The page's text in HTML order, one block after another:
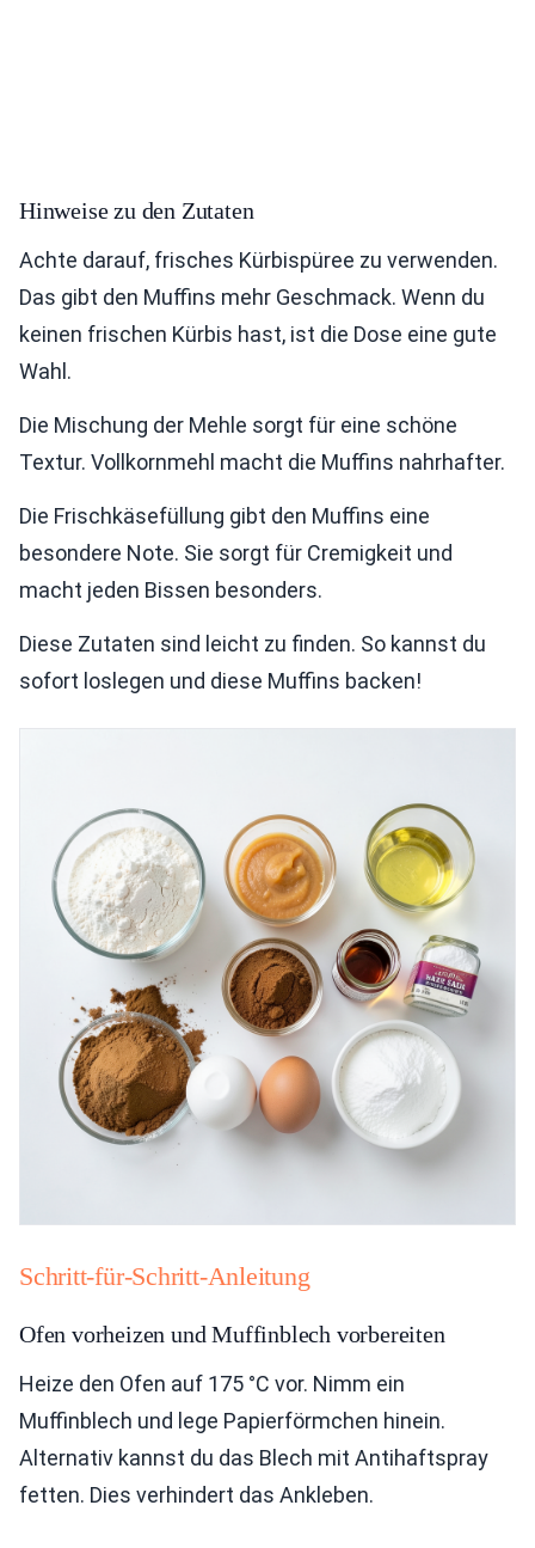
Hinweise zu den Zutaten
Achte darauf, frisches Kürbispüree zu verwenden.
Das gibt den Muffins mehr Geschmack. Wenn du
keinen frischen Kürbis hast, ist die Dose eine gute
Wahl.
Die Mischung der Mehle sorgt für eine schöne
Textur. Vollkornmehl macht die Muffins nahrhafter.
Die Frischkäsefüllung gibt den Muffins eine
besondere Note. Sie sorgt für Cremigkeit und
macht jeden Bissen besonders.
Diese Zutaten sind leicht zu finden. So kannst du
sofort loslegen und diese Muffins backen!
Schritt-für-Schritt-Anleitung
Ofen vorheizen und Muffinblech vorbereiten
Heize den Ofen auf 175 °C vor. Nimm ein
Muffinblech und lege Papierförmchen hinein.
Alternativ kannst du das Blech mit Antihaftspray
fetten. Dies verhindert das Ankleben.